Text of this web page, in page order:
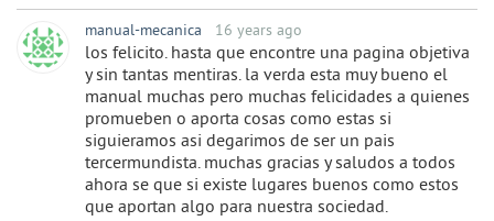
manual-mecanica 16 years ago
los felicito. hasta que encontre una pagina objetiva
y sin tantas mentiras. la verda esta muy bueno el
manual muchas pero muchas felicidades a quienes
promueben o aporta cosas como estas si
siguieramos asi degarimos de ser un pais
tercermundista. muchas gracias y saludos a todos
ahora se que si existe lugares buenos como estos
que aportan algo para nuestra sociedad.